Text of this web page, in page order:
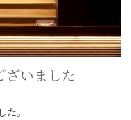
ざいました
。